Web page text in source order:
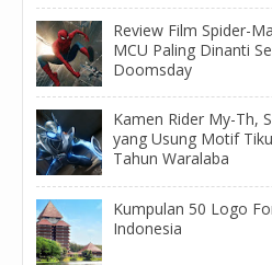
Review Film Spider-
MCU Paling Dinanti
Doomsday
Kamen Rider My-Th,
yang Usung Motif
Tahun Waralaba
Kumpulan 50 Logo
Indonesia